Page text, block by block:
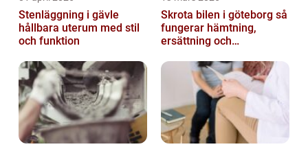
Stenläggning i gävle
hållbara uterum med stil
och funktion
Skrota bilen i göteborg så
fungerar hämtning,
ersättning och